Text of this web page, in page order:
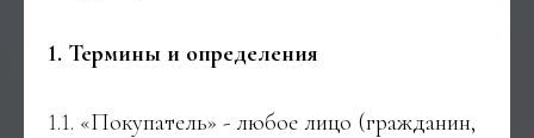
1. Термины и определения
1.1. «Покупатель» - любое лицо (гражданин,